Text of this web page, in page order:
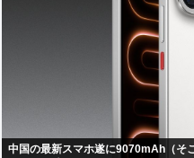
中国の最新スマホ遂に9070mAh（そ